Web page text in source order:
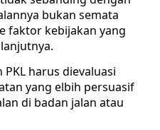
bukan semata
faktor kebijakan yang
harus dievaluasi
yang elbih persuasif
di badan jalan atau